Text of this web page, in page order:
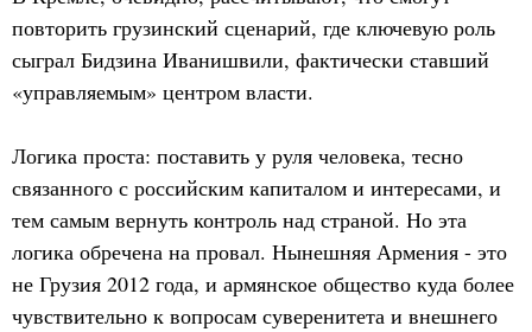
повторить грузинский сценарий, где ключевую роль
сыграл Бидзина Иванишвили, фактически ставший
«управляемым» центром власти.
Логика проста: поставить у руля человека, тесно
связанного с российским капиталом и интересами, и
тем самым вернуть контроль над страной. Но эта
логика обречена на провал. Нынешняя Армения - это
не Грузия 2012 года, и армянское общество куда более
чувствительно к вопросам суверенитета и внешнего